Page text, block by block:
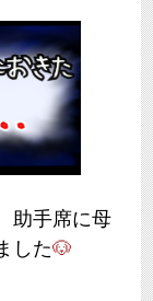
助手席に母
した🐶